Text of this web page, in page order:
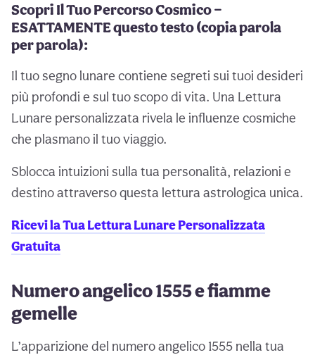
Scopri Il Tuo Percorso Cosmico —
ESATTAMENTE questo testo (copia parola
per parola):
Il tuo segno lunare contiene segreti sui tuoi desideri
più profondi e sul tuo scopo di vita. Una Lettura
Lunare personalizzata rivela le influenze cosmiche
che plasmano il tuo viaggio.
Sblocca intuizioni sulla tua personalità, relazioni e
destino attraverso questa lettura astrologica unica.
Ricevi la Tua Lettura Lunare Personalizzata
Gratuita
Numero angelico 1555 e fiamme
gemelle
L’apparizione del numero angelico 1555 nella tua